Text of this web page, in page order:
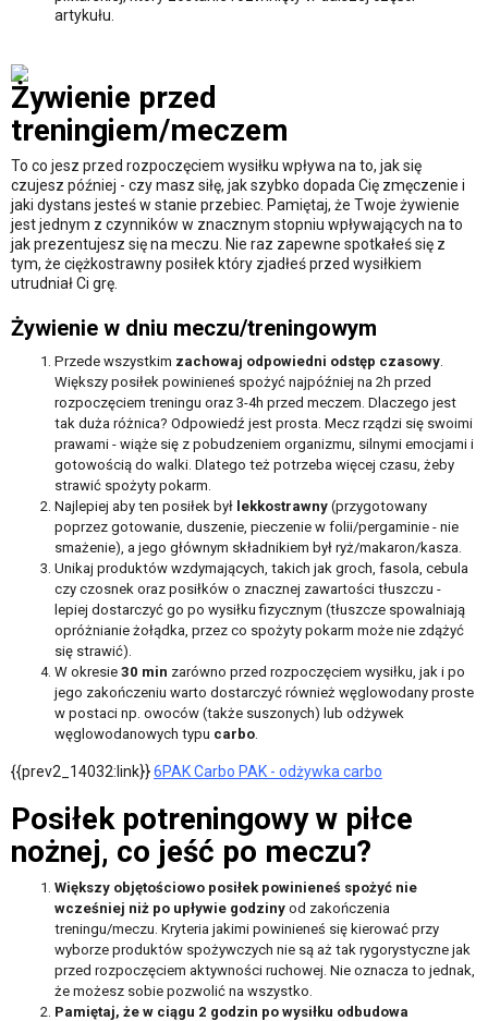
artykułu.
Żywienie przed
treningiem/meczem
To co jesz przed rozpoczęciem wysiłku wpływa na to, jak się
czujesz później - czy masz siłę, jak szybko dopada Cię zmęczenie i
jaki dystans jesteś w stanie przebiec. Pamiętaj, że Twoje żywienie
jest jednym z czynników w znacznym stopniu wpływających na to
jak prezentujesz się na meczu. Nie raz zapewne spotkałeś się z
tym, że ciężkostrawny posiłek który zjadłeś przed wysiłkiem
utrudniał Ci grę.
Żywienie w dniu meczu/treningowym
Przede wszystkim zachowaj odpowiedni odstęp czasowy.
Większy posiłek powinieneś spożyć najpóźniej na 2h przed
rozpoczęciem treningu oraz 3-4h przed meczem. Dlaczego jest
tak duża różnica? Odpowiedź jest prosta. Mecz rządzi się swoimi
prawami - wiąże się z pobudzeniem organizmu, silnymi emocjami i
gotowością do walki. Dlatego też potrzeba więcej czasu, żeby
strawić spożyty pokarm.
Najlepiej aby ten posiłek był lekkostrawny (przygotowany
poprzez gotowanie, duszenie, pieczenie w folii/pergaminie - nie
smażenie), a jego głównym składnikiem był ryż/makaron/kasza.
Unikaj produktów wzdymających, takich jak groch, fasola, cebula
czy czosnek oraz posiłków o znacznej zawartości tłuszczu -
lepiej dostarczyć go po wysiłku fizycznym (tłuszcze spowalniają
opróżnianie żołądka, przez co spożyty pokarm może nie zdążyć
się strawić).
W okresie 30 min zarówno przed rozpoczęciem wysiłku, jak i po
jego zakończeniu warto dostarczyć również węglowodany proste
w postaci np. owoców (także suszonych) lub odżywek
węglowodanowych typu carbo.
{{prev2_14032:link}}6PAK Carbo PAK - odżywka carbo
Posiłek potreningowy w piłce
nożnej, co jeść po meczu?
Większy objętościowo posiłek powinieneś spożyć nie
wcześniej niż po upływie godziny od zakończenia
treningu/meczu. Kryteria jakimi powinieneś się kierować przy
wyborze produktów spożywczych nie są aż tak rygorystyczne jak
przed rozpoczęciem aktywności ruchowej. Nie oznacza to jednak,
że możesz sobie pozwolić na wszystko.
Pamiętaj, że w ciągu 2 godzin po wysiłku odbudowa